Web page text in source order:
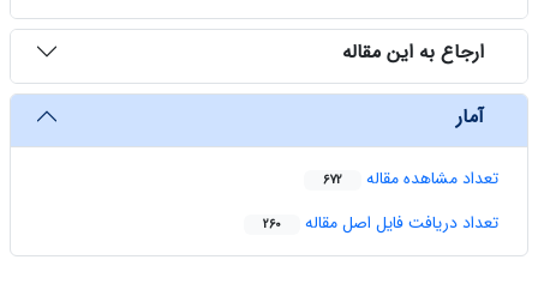
ارجاع به این مقاله
آمار
تعداد مشاهده مقاله 672
تعداد دریافت فایل اصل مقاله 260